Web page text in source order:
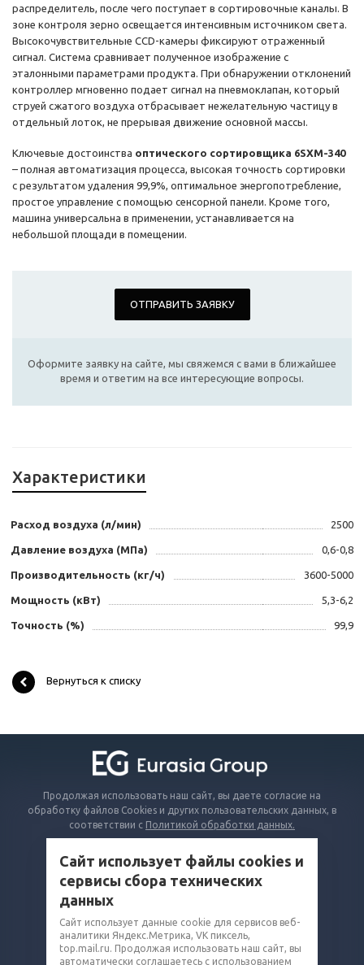
распределитель, после чего поступает в сортировочные каналы. В
зоне контроля зерно освещается интенсивным источником света.
Высокочувствительные CCD-камеры фиксируют отраженный
сигнал. Система сравнивает полученное изображение с
эталонными параметрами продукта. При обнаружении отклонений
контроллер мгновенно подает сигнал на пневмоклапан, который
струей сжатого воздуха отбрасывает нежелательную частицу в
отдельный лоток, не прерывая движение основной массы.
Ключевые достоинства оптического сортировщика 6SXM-340
– полная автоматизация процесса, высокая точность сортировки
с результатом удаления 99,9%, оптимальное энергопотребление,
простое управление с помощью сенсорной панели. Кроме того,
машина универсальна в применении, устанавливается на
небольшой площади в помещении.
ОТПРАВИТЬ ЗАЯВКУ
Оформите заявку на сайте, мы свяжемся с вами в ближайшее
время и ответим на все интересующие вопросы.
Характеристики
Расход воздуха (л/мин) 2500
Давление воздуха (МПа) 0,6-0,8
Производительность (кг/ч) 3600-5000
Мощность (кВт) 5,3-6,2
Точность (%) 99,9
Вернуться к списку
Продолжая использовать наш сайт, вы даете согласие на
обработку файлов Cookies и других пользовательских данных, в
соответствии с Политикой обработки данных.
КОМПАНИЯ
КОНТАКТЫ
Сайт использует файлы cookies и
сервисы сбора технических
данных
Сайт использует данные cookie для сервисов веб-
аналитики Яндекс.Метрика, VK пиксель,
top.mail.ru. Продолжая использовать наш сайт, вы
автоматически соглашаетесь с использованием